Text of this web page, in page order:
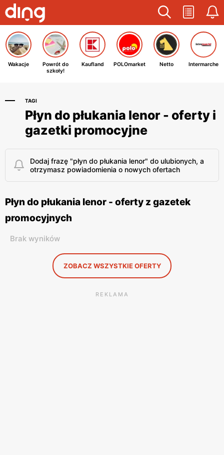
Wakacje
Powrót do
szkoły!
Kaufland POLOmarket Netto Intermarche
TAGI
Płyn do płukania lenor - oferty i
gazetki promocyjne
Dodaj frazę "płyn do płukania lenor" do ulubionych, a
otrzymasz powiadomienia o nowych ofertach
Płyn do płukania lenor - oferty z gazetek
promocyjnych
Brak wyników
ZOBACZ WSZYSTKIE OFERTY
REKLAMA